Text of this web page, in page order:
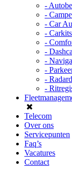
-
-
- Car
-
-
-
-
-
-
-
Telecom
Over ons
Servicepunten
Faq’s
Vacatures
Contact